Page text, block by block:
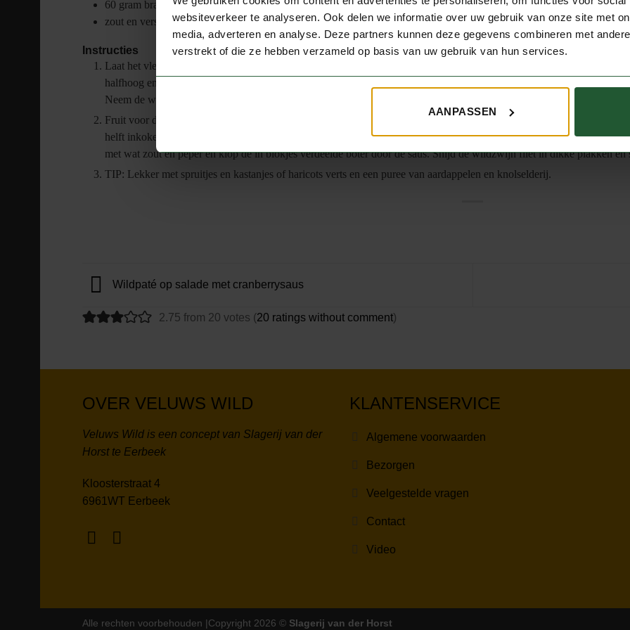
websiteverkeer te analyseren. Ook delen we informatie over uw gebruik van onze site met
media, adverteren en analyse. Deze partners kunnen deze gegevens combineren met
verstrekt of die ze hebben verzameld op basis van uw gebruik van hun services.
AANPASSEN
60 gram braadboter
zout en versgemalen peper
Instructies
Laat het vlees op kamertemperatuur komen. Verhit de boter in een passende braadpan en braad het vlees rondom
halfhoog en laat de filet circa 20 minuten braden. De juiste tijd hangt af van de dikte van het vlees en de gewenste
Neem de wildzwijn filet uit de pan en houd hem losjes afgedekt met aluminiumfolie warm terwijl de saus wordt
Fruit voor de saus de gesnipperde ui in het braadvet en laat de tijm kort meebakken. Blus af met de wijn, roer alle
helft inkoken. Voeg de fond en de cranberries toe, breng op hoog vuur aan de kook en laat circa 5 minuten koken tot
met wat zout en peper en klop de in blokjes verdeelde boter door de saus. Snijd de wildzwijn filet in dikke plakken en
TIP: Lekker met spruitjes en kastanjes of haricots verts en een puree van aardappelen en knolselderij.
Wildpaté op salade met cranberrysaus
2.75 from 20 votes (20 ratings without comment)
OVER VELUWS WILD
Veluws Wild is een concept van Slagerij van der
Horst te Eerbeek
Kloosterstraat 4
6961WT Eerbeek
KLANTENSERVICE
Algemene voorwaarden
Bezorgen
Veelgestelde vragen
Contact
Video
Alle rechten voorbehouden |Copyright 2026 © Slagerij van der Horst